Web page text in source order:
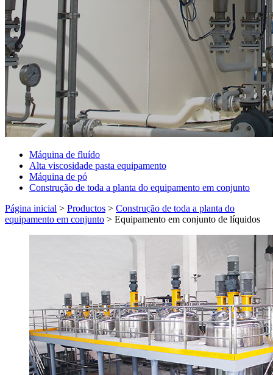
Máquina de fluído
Alta viscosidade pasta equipamento
Máquina de pó
Construção de toda a planta do equipamento em conjunto
Página inicial > Productos > Construção de toda a planta do
equipamento em conjunto > Equipamento em conjunto de líquidos